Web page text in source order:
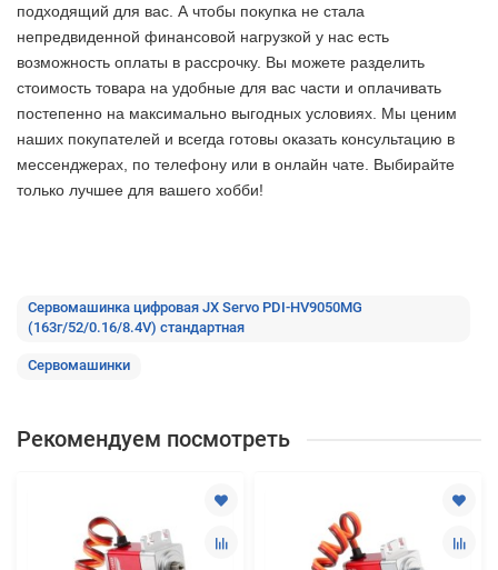
подходящий для вас. А чтобы покупка не стала
непредвиденной финансовой нагрузкой у нас есть
возможность оплаты в рассрочку. Вы можете разделить
стоимость товара на удобные для вас части и оплачивать
постепенно на максимально выгодных условиях. Мы ценим
наших покупателей и всегда готовы оказать консультацию в
мессенджерах, по телефону или в онлайн чате. Выбирайте
только лучшее для вашего хобби!
Сервомашинка цифровая JX Servo PDI-HV9050MG
(163г/52/0.16/8.4V) стандартная
Сервомашинки
Рекомендуем посмотреть